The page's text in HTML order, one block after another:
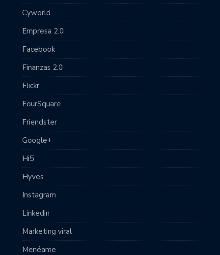
Cyworld
Empresa 2.0
Facebook
Finanzas 2.0
Flickr
FourSquare
Friendster
Google+
Hi5
Hyves
Instagram
Linkedin
Marketing viral
Menéame